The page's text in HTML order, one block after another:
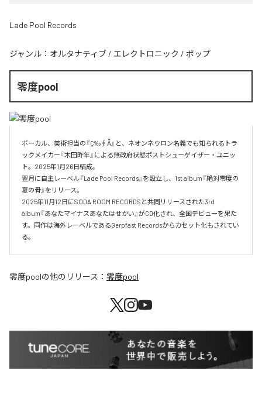
Lade Pool Records
ジャンル： オルタナティブ / エレクトロニック / ポップ
零度pool
ボーカル、美術担当の『Ç‰∮Å』と、ネオンネウロン名義でも知られるトラ
ックメイカー『木田昨年』による無政府状態ポストシューゲイザー・ユニッ
ト。2025年1月26日結成。
翌月に自主レーベル『Lade Pool Records』を設立し、1st album『絶対零度の
夏の骨』をリリース。
2025年11月12日にSODA ROOM RECORDSと共同リリースされた3rd
album『あなたマイナスあなたはせかい』がCD化され、全国デビューを果た
す。同作は海外レーベルであるGerpfast Recordsからカセット化もされてい
る。
零度poolの他のリリース： 零度pool